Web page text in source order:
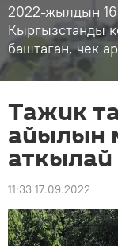
2022-жылдын
Кыргызстанды
баштаган, чек
Тажик
айылын
11:33 17.09.2022